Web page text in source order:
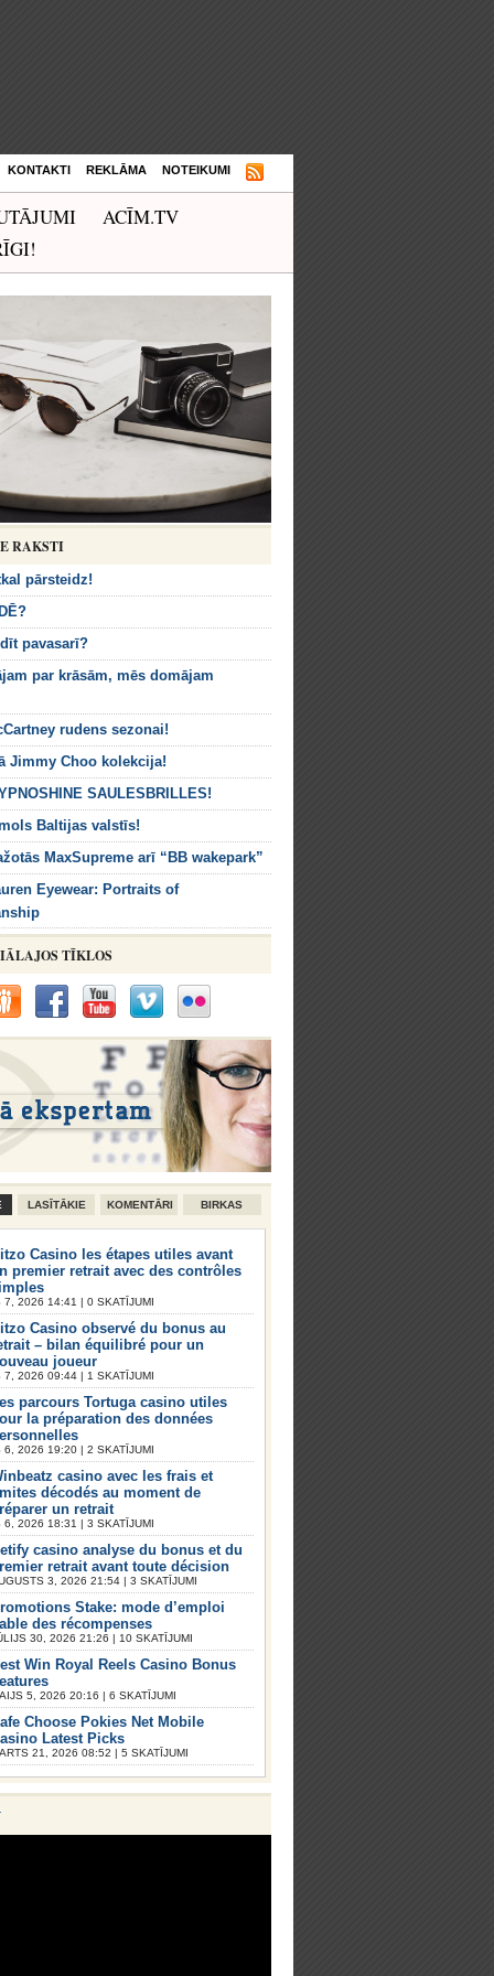
KONTAKTI REKLĀMA NOTEIKUMI
ACĪM.TV
RAKSTI
pārsteidz!
pavasarī?
par krāsām, mēs domājam
rudens sezonai!
Jimmy Choo kolekcija!
SAULESBRILLES!
Baltijas valstīs!
MaxSupreme arī “BB wakepark”
Eyewear: Portraits of
TĪKLOS
LASĪTĀKIE KOMENTĀRI BIRKAS
Casino les étapes utiles avant
premier retrait avec des contrôles
7, 2026 14:41 | 0 SKATĪJUMI
Casino observé du bonus au
– bilan équilibré pour un
joueur
7, 2026 09:44 | 1 SKATĪJUMI
parcours Tortuga casino utiles
la préparation des données
6, 2026 19:20 | 2 SKATĪJUMI
casino avec les frais et
décodés au moment de
un retrait
6, 2026 18:31 | 3 SKATĪJUMI
casino analyse du bonus et du
retrait avant toute décision
3, 2026 21:54 | 3 SKATĪJUMI
Stake: mode d’emploi
des récompenses
30, 2026 21:26 | 10 SKATĪJUMI
Win Royal Reels Casino Bonus
5, 2026 20:16 | 6 SKATĪJUMI
Choose Pokies Net Mobile
Latest Picks
21, 2026 08:52 | 5 SKATĪJUMI